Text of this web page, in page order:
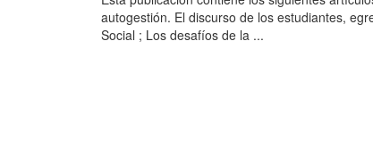
autogestión. El discurso de los estudiantes,
Social ; Los desafíos de la ...